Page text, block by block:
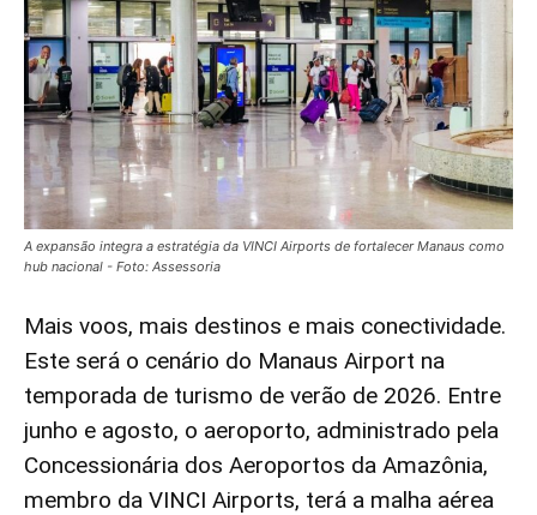
A expansão integra a estratégia da VINCI Airports de fortalecer Manaus como
hub nacional - Foto: Assessoria
Mais voos, mais destinos e mais conectividade.
Este será o cenário do Manaus Airport na
temporada de turismo de verão de 2026. Entre
junho e agosto, o aeroporto, administrado pela
Concessionária dos Aeroportos da Amazônia,
membro da VINCI Airports, terá a malha aérea